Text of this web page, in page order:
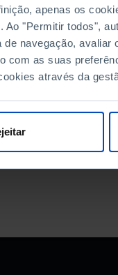
apenas os
Ao "Permitir todos",
de navegação,
com as suas
através da